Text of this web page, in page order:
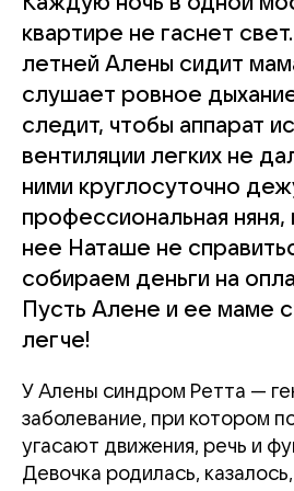
квартире не гаснет
летней Алены сидит
слушает ровное
следит, чтобы аппарат
вентиляции легких не
ними круглосуточно
профессиональная
нее Наташе не
собираем деньги на
Пусть Алене и ее маме
легче!
У Алены синдром Ретта —
заболевание, при котором
угасают движения, речь и
Девочка родилась,